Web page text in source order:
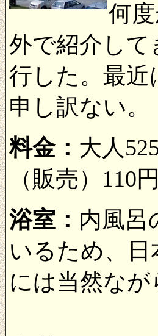
何
外で紹介し
行した。最
申し訳ない。
料金： 大人
（販売）110
浴室： 内風呂
いるため、
には当然な